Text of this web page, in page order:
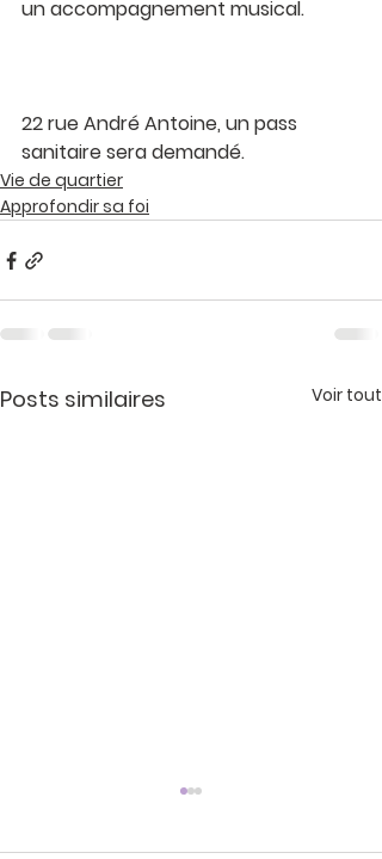
un accompagnement musical.
22 rue André Antoine, un pass
sanitaire sera demandé.
Vie de quartier
Approfondir sa foi
Posts similaires Voir tout